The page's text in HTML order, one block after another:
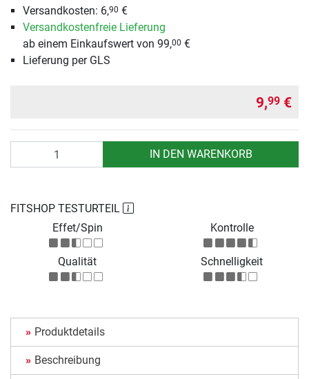
Versandkosten: 6,90 €
Versandkostenfreie Lieferung
ab einem Einkaufswert von 99,00 €
Lieferung per GLS
9,99 €
IN DEN WARENKORB
FITSHOP TESTURTEIL
Effet/Spin
Kontrolle
Qualität Schnelligkeit
Produktdetails
Beschreibung